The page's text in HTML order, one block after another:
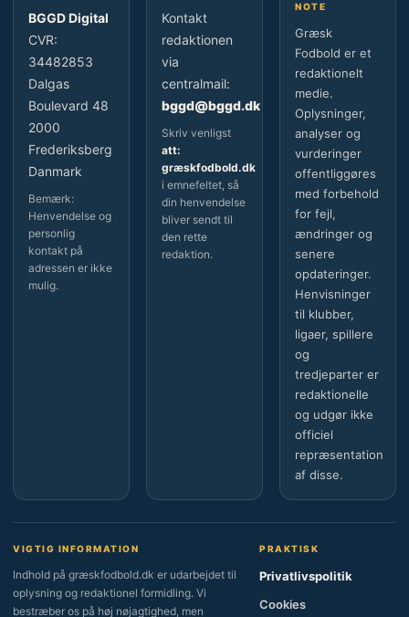
BGGD Digital
CVR:
34482853
Dalgas
Boulevard 48
2000
Frederiksberg
Danmark
Bemærk:
Henvendelse og
personlig
kontakt på
adressen er ikke
mulig.
Kontakt
redaktionen
via
centralmail:
bggd@bggd.dk
Skriv venligst
att:
græskfodbold.dk
i emnefeltet, så
din henvendelse
bliver sendt til
den rette
redaktion.
NOTE
Græsk
Fodbold er et
redaktionelt
medie.
Oplysninger,
analyser og
vurderinger
offentliggøres
med forbehold
for fejl,
ændringer og
senere
opdateringer.
Henvisninger
til klubber,
ligaer, spillere
og
tredjeparter er
redaktionelle
og udgør ikke
officiel
repræsentation
af disse.
VIGTIG INFORMATION
Indhold på græskfodbold.dk er udarbejdet til
oplysning og redaktionel formidling. Vi
bestræber os på høj nøjagtighed, men
PRAKTISK
Privatlivspolitik
Cookies